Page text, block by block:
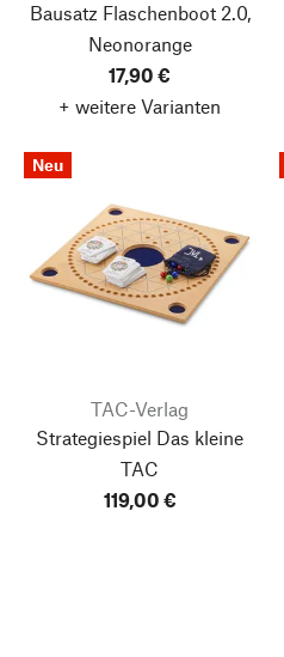
Bausatz Flaschenboot 2.0,
Neonorange
17,90 €
+ weitere Varianten
Neu
TAC-Verlag
Strategiespiel Das kleine
TAC
119,00 €